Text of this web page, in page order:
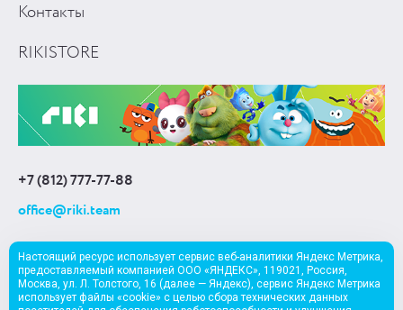
Контакты
RIKISTORE
+7 (812) 777-77-88
office@riki.team
EN
Настоящий ресурс использует сервис веб-аналитики Яндекс Метрика,
предоставляемый компанией ООО «ЯНДЕКС», 119021, Россия,
Москва, ул. Л. Толстого, 16 (далее — Яндекс), сервис Яндекс Метрика
использует файлы «cookie» с целью сбора технических данных